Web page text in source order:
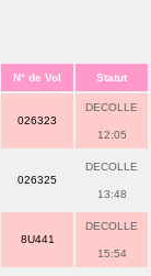
N° de Vol Statut
026323
DECOLLE
12:05
026325
DECOLLE
13:48
8U441
DECOLLE
15:54